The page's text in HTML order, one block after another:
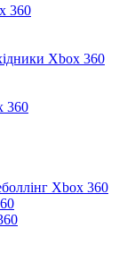
360
Xbox 360
360
Xbox 360